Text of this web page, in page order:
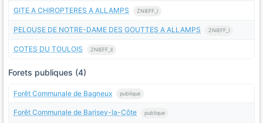
GITE A CHIROPTERES A ALLAMPS ZNIEFF_I
PELOUSE DE NOTRE-DAME DES GOUTTES A ALLAMPS ZNIEFF_I
COTES DU TOULOIS ZNIEFF_II
Forets publiques (4)
Forêt Communale de Bagneux publique
Forêt Communale de Barisey-la-Côte publique